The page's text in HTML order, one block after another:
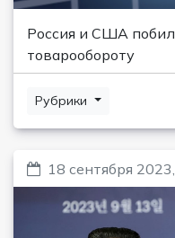
Россия и США
товарообороту
Рубрики
18 сентября